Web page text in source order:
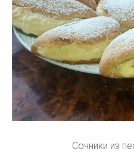
Сочники из